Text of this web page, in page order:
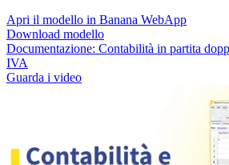
Apri il modello in Banana WebApp
Download modello
Documentazione: Contabilità in partita
IVA
Guarda i video